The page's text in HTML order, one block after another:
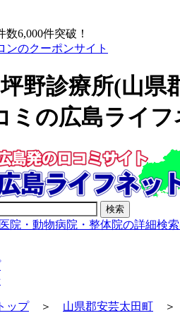
数6,000件突破！
ンのクーポンサイト
野診療所(山県
ミの広島ライフ
院・動物病院・整体院の詳細検
ップ＞ 山県郡安芸太田町